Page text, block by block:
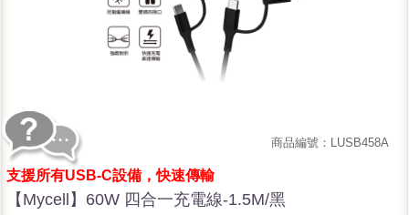
商品編號：LUSB458A
支援所有USB-C設備，快速傳輸
【Mycell】60W 四合一充電線-1.5M/黑